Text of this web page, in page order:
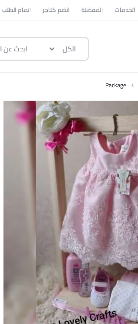
الخدمات المفضلة انضم كتاجر اتمام الطلب
الكل
Package